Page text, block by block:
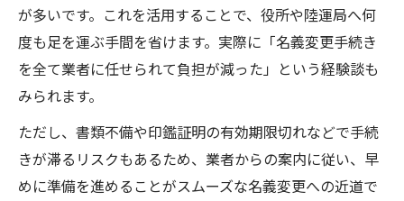
が多いです。これを活用することで、役所や陸運局へ何
度も足を運ぶ手間を省けます。実際に「名義変更手続き
を全て業者に任せられて負担が減った」という経験談も
みられます。
ただし、書類不備や印鑑証明の有効期限切れなどで手続
きが滞るリスクもあるため、業者からの案内に従い、早
めに準備を進めることがスムーズな名義変更への近道で